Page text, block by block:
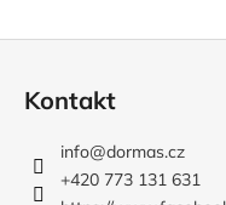
Kontakt
info@dormas.cz
+420 773 131 631